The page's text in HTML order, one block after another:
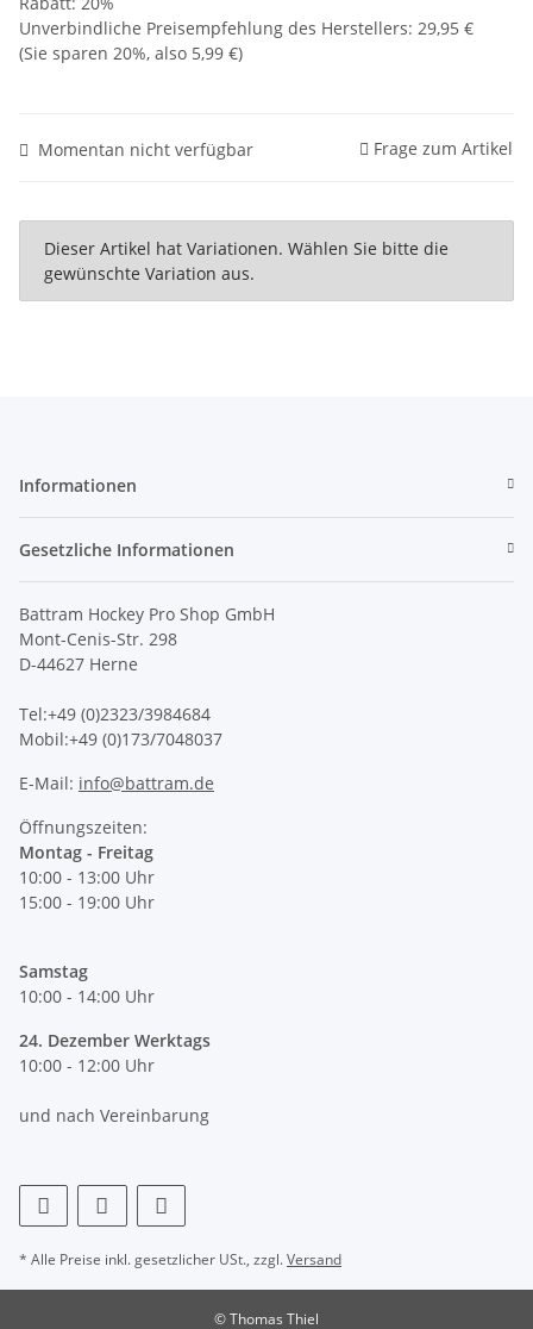
Unverbindliche Preisempfehlung des Herstellers: 29,95 €
(Sie sparen 20%, also 5,99 €)
Momentan nicht verfügbar Frage zum Artikel
x
Dieser Artikel hat Variationen. Wählen Sie bitte die
gewünschte Variation aus.
Informationen
Gesetzliche Informationen
Battram Hockey Pro Shop GmbH
Mont-Cenis-Str. 298
D-44627 Herne
Tel:+49 (0)2323/3984684
Mobil:+49 (0)173/7048037
E-Mail: info@battram.de
Öffnungszeiten:
Montag - Freitag
10:00 - 13:00 Uhr
15:00 - 19:00 Uhr
Samstag
10:00 - 14:00 Uhr
24. Dezember Werktags
10:00 - 12:00 Uhr
und nach Vereinbarung
* Alle Preise inkl. gesetzlicher USt., zzgl.Versand
© Thomas Thiel